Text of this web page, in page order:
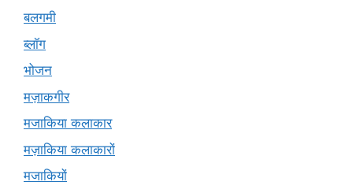
बलगमी
ब्लॉग
भोजन
मज़ाकगीर
मजाकिया कलाकार
मज़ाकिया कलाकारों
मजाकियों